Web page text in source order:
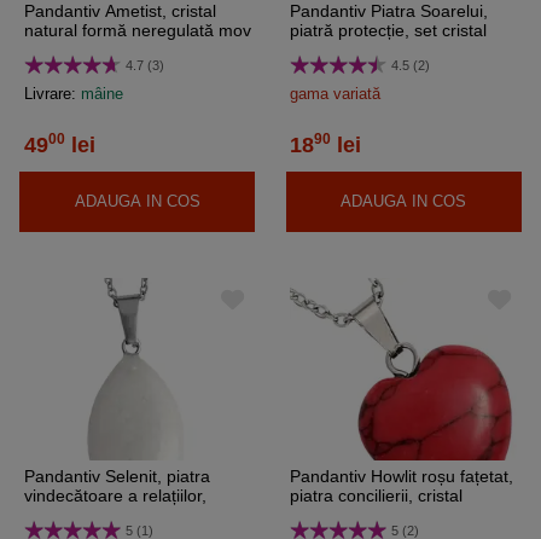
Pandantiv Ametist, cristal
natural formă neregulată mov
auriu
4.7 (3)
Livrare: mâine
4900 lei
ADAUGA IN COS
Pandantiv Piatra Soarelui,
piatră protecție, set cristal
maro
4.5 (2)
gama variată
1890 lei
ADAUGA IN COS
Pandantiv Selenit, piatra
vindecătoare a relațiilor,
5 (1)
Pandantiv Howlit roșu fațetat,
piatra concilierii, cristal
5 (2)